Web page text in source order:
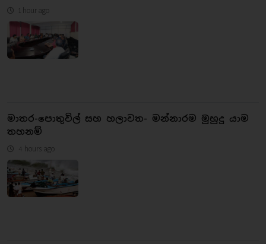
1 hour ago
මාතර-පොතුවිල් සහ හලාවත- මන්නාරම මුහුදු යාම
තහනම්
4 hours ago